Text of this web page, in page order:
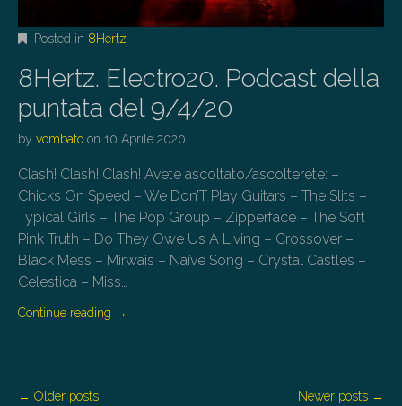
Posted in 8Hertz
8Hertz. Electro20. Podcast della
puntata del 9/4/20
by vombato on 10 Aprile 2020
Clash! Clash! Clash! Avete ascoltato/ascolterete: –
Chicks On Speed – We Don’T Play Guitars – The Slits –
Typical Girls – The Pop Group – Zipperface – The Soft
Pink Truth – Do They Owe Us A Living – Crossover –
Black Mess – Mirwais – Naïve Song – Crystal Castles –
Celestica – Miss…
Continue reading →
P
← Older posts Newer posts →